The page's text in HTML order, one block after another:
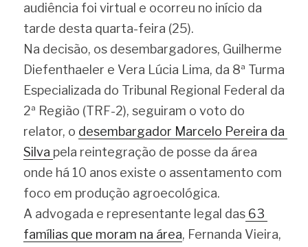
audiência foi virtual e ocorreu no início da
tarde desta quarta-feira (25).
Na decisão, os desembargadores, Guilherme
Diefenthaeler e Vera Lúcia Lima, da 8ª Turma
Especializada do Tribunal Regional Federal da
2ª Região (TRF-2), seguiram o voto do
relator, o desembargador Marcelo Pereira da
Silva pela reintegração de posse da área
onde há 10 anos existe o assentamento com
foco em produção agroecológica.
A advogada e representante legal das 63
famílias que moram na área, Fernanda Vieira,